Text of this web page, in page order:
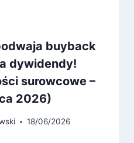
buyback
dywidendy!
surowcowe –
2026)
18/06/2026